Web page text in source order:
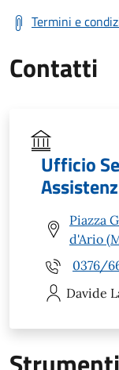
Termini e
Contatti
Ufficio
Piazza
d'Ario
0376/
Davide